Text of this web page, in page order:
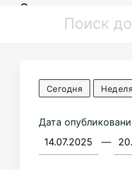
Органы местного
муниципального
городе Москве
Сегодня Неделя
Дата
—